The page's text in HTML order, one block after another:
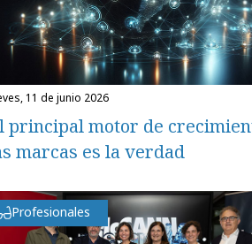
11 de junio 2026
principal motor de
marcas es la verdad
Profesionales